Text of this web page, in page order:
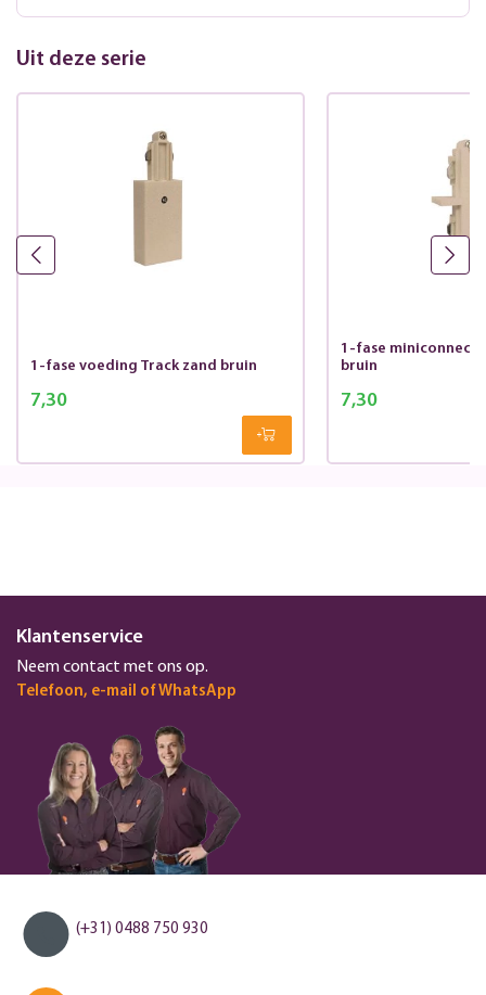
Uit deze serie
1-fase voeding Track zand bruin
7,30
1-fase
bruin
7,30
Klantenservice
Neem contact met ons op.
Telefoon, e-mail of WhatsApp
(+31) 0488 750 930